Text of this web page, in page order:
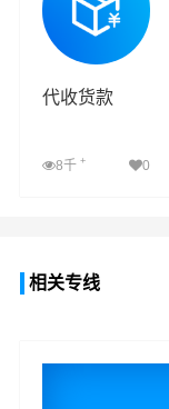
代收货款
8千 + 0
相关专线